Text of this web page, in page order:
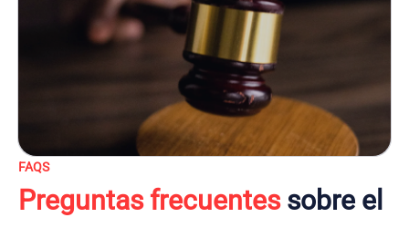
FAQS
Preguntas frecuentessobre el